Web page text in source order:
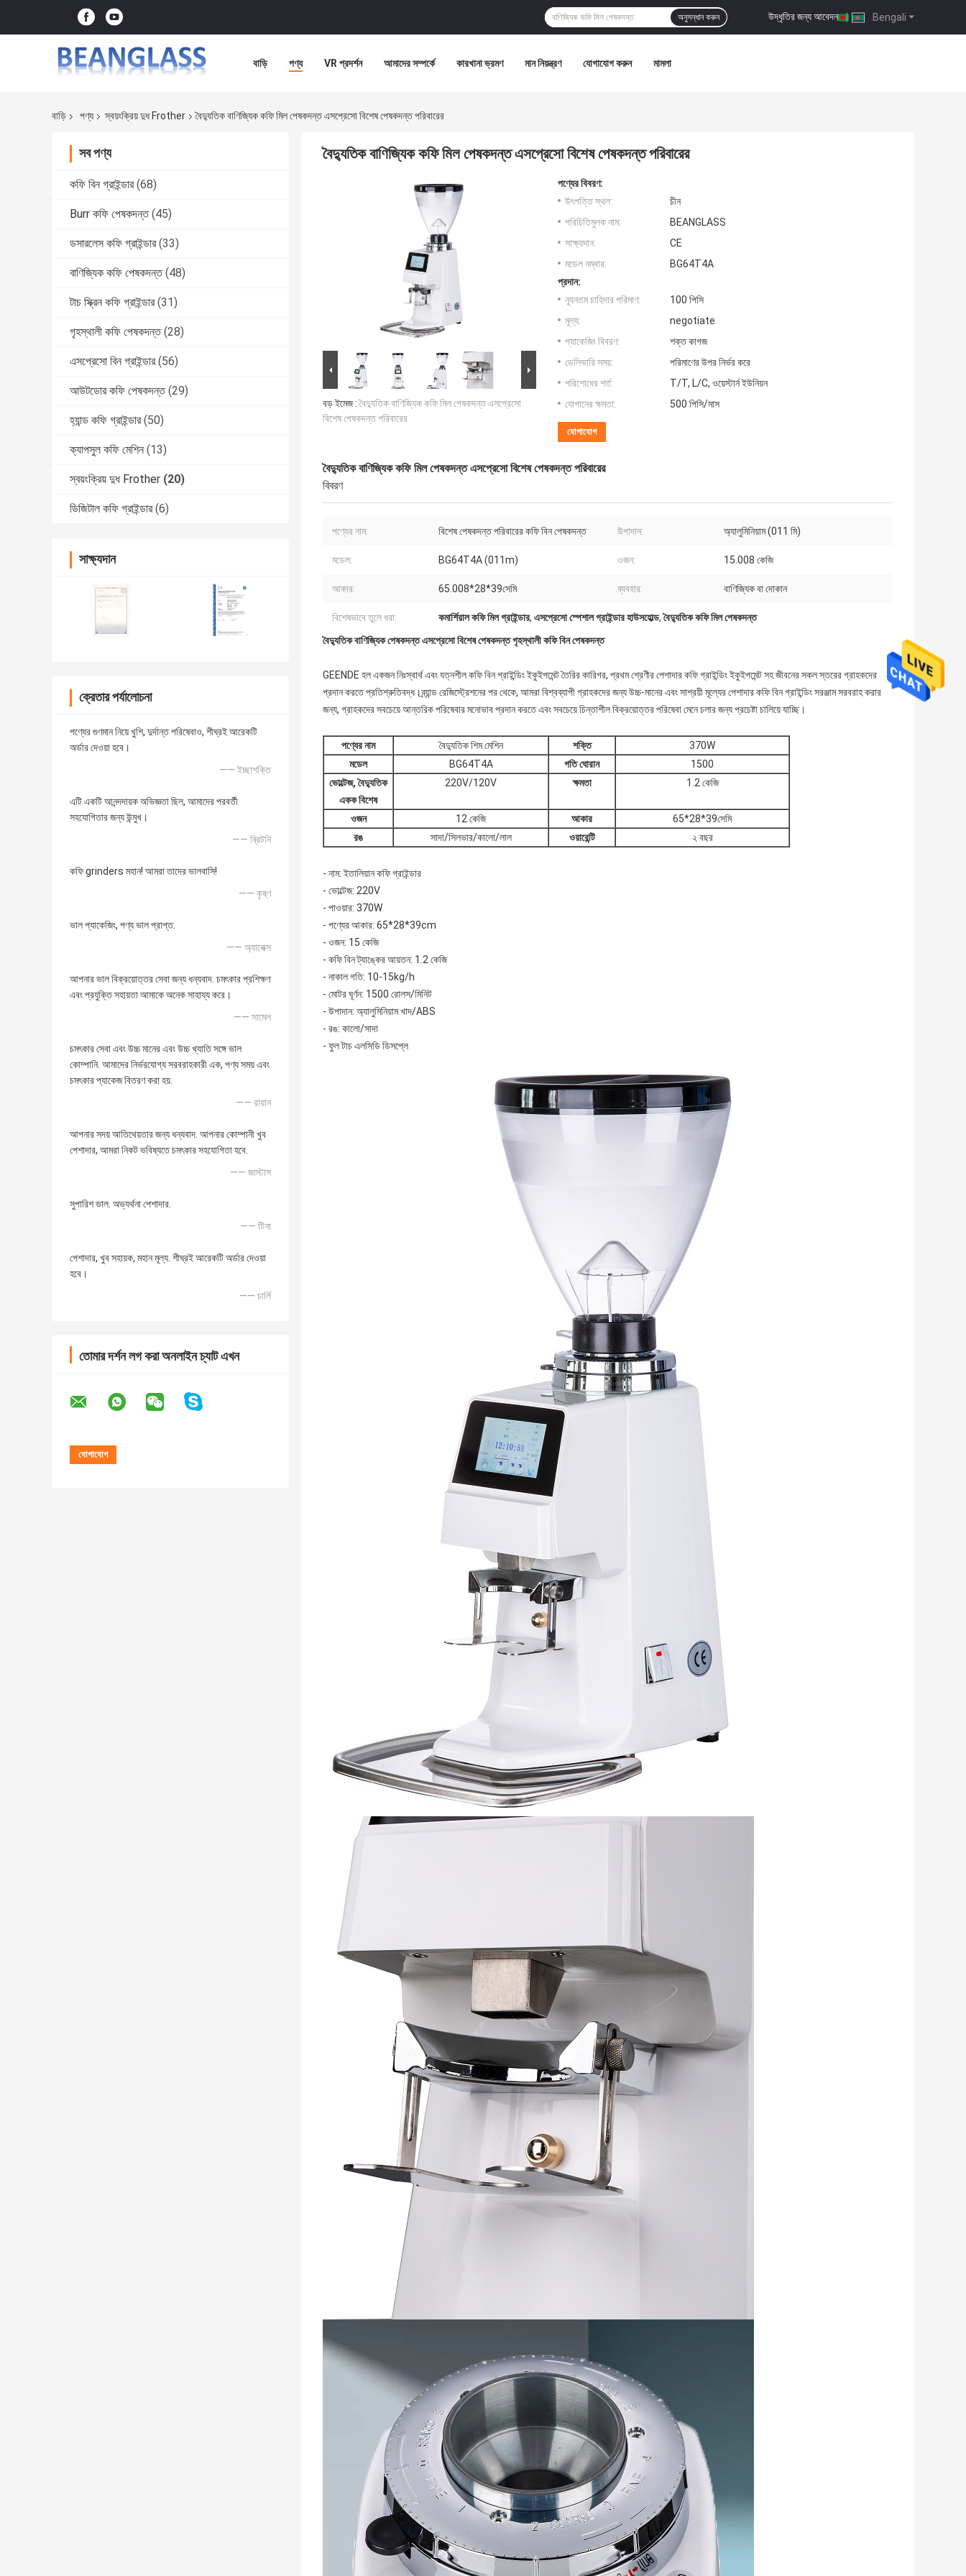
Bengali
উদ্ধৃতির জন্য আবেদন |
অনুসন্ধান করুন
বাড়ি পণ্য VR প্রদর্শন আমাদের সম্পর্কে কারখানা ভ্রমণ মান নিয়ন্ত্রণ যোগাযোগ করুন মামলা
বাড়ি পণ্য স্বয়ংক্রিয় দুধ Frother বৈদ্যুতিক বাণিজ্যিক কফি মিল পেষকদন্ত এসপ্রেসো বিশেষ পেষকদন্ত পরিবারের
সব পণ্য
কফি বিন গ্রাইন্ডার (68)
Burr কফি পেষকদন্ত (45)
ডসারলেস কফি গ্রাইন্ডার (33)
বাণিজ্যিক কফি পেষকদন্ত (48)
টাচ স্ক্রিন কফি গ্রাইন্ডার (31)
গৃহস্থালী কফি পেষকদন্ত (28)
এসপ্রেসো বিন গ্রাইন্ডার (56)
আউটডোর কফি পেষকদন্ত (29)
হ্যান্ড কফি গ্রাইন্ডার (50)
ক্যাপসুল কফি মেশিন (13)
স্বয়ংক্রিয় দুধ Frother (20)
ডিজিটাল কফি গ্রাইন্ডার (6)
সাক্ষ্যদান
ক্রেতার পর্যালোচনা
পণ্যের গুণমান নিয়ে খুশি, দুর্দান্ত পরিষেবাও, শীঘ্রই আরেকটি
অর্ডার দেওয়া হবে।
—— ইচ্ছাশক্তি
এটি একটি আনন্দদায়ক অভিজ্ঞতা ছিল, আমাদের পরবর্তী
সহযোগিতার জন্য উন্মুখ।
—— ব্রিটনি
কফি grinders মহান! আমরা তাদের ভালবাসি!
—— কৃষ্ণ
ভাল প্যাকেজিং, পণ্য ভাল প্রাপ্ত.
—— অ্যালেক্স
আপনার ভাল বিক্রয়োত্তর সেবা জন্য ধন্যবাদ. চমৎকার প্রশিক্ষণ
এবং প্রযুক্তি সহায়তা আমাকে অনেক সাহায্য করে।
—— সামেল
চমৎকার সেবা এবং উচ্চ মানের এবং উচ্চ খ্যাতি সঙ্গে ভাল
কোম্পানি. আমাদের নির্ভরযোগ্য সরবরাহকারী এক, পণ্য সময় এবং
চমৎকার প্যাকেজ বিতরণ করা হয়.
—— রায়ান
আপনার সদয় আতিথেয়তার জন্য ধন্যবাদ. আপনার কোম্পানী খুব
পেশাদার, আমরা নিকট ভবিষ্যতে চমৎকার সহযোগিতা হবে.
—— জাস্টাস
সুপারিশ ভাল. অভ্যর্থনা পেশাদার.
—— টিনা
পেশাদার, খুব সহায়ক, মহান মূল্য. শীঘ্রই আরেকটি অর্ডার দেওয়া
হবে।
—— চার্লি
তোমার দর্শন লগ করা অনলাইন চ্যাট এখন
বৈদ্যুতিক বাণিজ্যিক কফি মিল পেষকদন্ত এসপ্রেসো বিশেষ পেষকদন্ত পরিবারের
বড় ইমেজ :বৈদ্যুতিক বাণিজ্যিক কফি মিল পেষকদন্ত এসপ্রেসো
বিশেষ পেষকদন্ত পরিবারের
পণ্যের বিবরণ:
উৎপত্তি স্থল:
চীন
পরিচিতিমুলক নাম:
BEANGLASS
সাক্ষ্যদান:
CE
মডেল নম্বার:
BG64T4A
প্রদান:
ন্যূনতম চাহিদার পরিমাণ:
100 পিসি
মূল্য:
negotiate
প্যাকেজিং বিবরণ:
শক্ত কাগজ
ডেলিভারি সময়:
পরিমাণের উপর নির্ভর করে
পরিশোধের শর্ত:
T/T, L/C, ওয়েস্টার্ন ইউনিয়ন
যোগানের ক্ষমতা:
500 পিসি/মাস
যোগাযোগ
বৈদ্যুতিক বাণিজ্যিক কফি মিল পেষকদন্ত এসপ্রেসো বিশেষ পেষকদন্ত পরিবারের
বিবরণ
পণ্যের নাম: বিশেষ পেষকদন্ত পরিবারের কফি বিন পেষকদন্ত উপাদান: অ্যালুমিনিয়াম (011 মি)
মডেল: BG64T4A (011m) ওজন: 15.008 কেজি
আকার: 65.008*28*39সেমি ব্যবহার: বাণিজ্যিক বা দোকান
বিশেষভাবে তুলে ধরা: কমার্শিয়াল কফি মিল গ্রাইন্ডার, এসপ্রেসো স্পেশাল গ্রাইন্ডার হাউসহোল্ড,বৈদ্যুতিক কফি মিল পেষকদন্ত
বৈদ্যুতিক বাণিজ্যিক পেষকদন্ত এসপ্রেসো বিশেষ পেষকদন্ত গৃহস্থালী কফি বিন পেষকদন্ত
GEENDE হল একজন নিঃস্বার্থ এবং যত্নশীল কফি বিন গ্রাইন্ডিং ইকুইপমেন্ট তৈরির কারিগর, প্রথম শ্রেণীর পেশাদার কফি গ্রাইন্ডিং ইকুইপমেন্ট সহ জীবনের সকল স্তরের গ্রাহকদের
প্রদান করতে প্রতিশ্রুতিবদ্ধ।ব্র্যান্ড রেজিস্ট্রেশনের পর থেকে, আমরা বিশ্বব্যাপী গ্রাহকদের জন্য উচ্চ-মানের এবং সাশ্রয়ী মূল্যের পেশাদার কফি বিন গ্রাইন্ডিং সরঞ্জাম সরবরাহ করার
জন্য, গ্রাহকদের সবচেয়ে আন্তরিক পরিষেবার মনোভাব প্রদান করতে এবং সবচেয়ে চিন্তাশীল বিক্রয়োত্তর পরিষেবা মেনে চলার জন্য প্রচেষ্টা চালিয়ে যাচ্ছি।
পণ্যের নাম বৈদ্যুতিক শিম মেশিন শক্তি
370W
মডেল
BG64T4A গতি ঘোরান
1500
ভোল্টেজ, বৈদ্যুতিক
একক বিশেষ
220V/120V ক্ষমতা 1.2 কেজি
ওজন 12 কেজি আকার
65*28*39সেমি
রঙ
সাদা/সিলভার/কালো/লাল ওয়ারেন্টি ২ বছর
- নাম: ইতালিয়ান কফি গ্রাইন্ডার
- ভোল্টেজ: 220V
- পাওয়ার: 370W
- পণ্যের আকার: 65*28*39cm
- ওজন: 15 কেজি
- কফি বিন ট্যাঙ্কের আয়তন: 1.2 কেজি
- নাকাল গতি: 10-15kg/h
- মোটর ঘূর্ণন: 1500 রোলস/মিনিট
- উপাদান: অ্যালুমিনিয়াম খাদ/ABS
- রঙ: কালো/সাদা
- ফুল টাচ এলসিডি ডিসপ্লে